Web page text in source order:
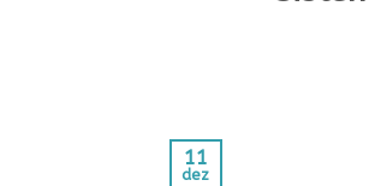
11
dez